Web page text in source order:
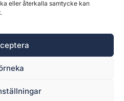
eller återkalla samtycke kan
org.nr: 556625-6425 -
Ekberg. Innehållet på denna
skyddat. Ange källa vid citering.
avMarknadsdatagruppen
integritet och cookies